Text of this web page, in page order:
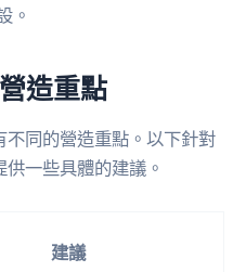
。
造重點
同的營造重點。以下針對
一些具體的建議。
建議